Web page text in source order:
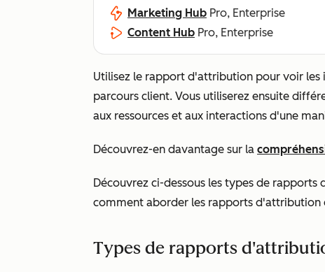
Marketing Hub Pro, Enterprise
Content Hub Pro, Enterprise
Utilisez le rapport d'attribution pour voir
parcours client. Vous utiliserez ensuite
aux ressources et aux interactions d'une
Découvrez-en davantage sur la
Découvrez ci-dessous les types de
comment aborder les rapports d'attribution
Types de rapports